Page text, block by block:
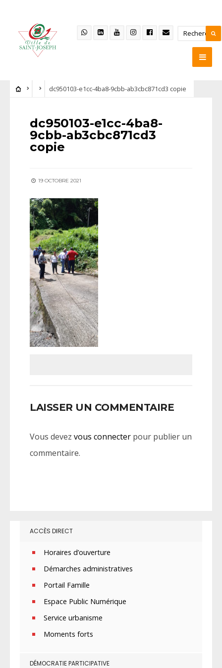
dc950103-e1cc-4ba8-9cbb-ab3cbc871cd3 copie
dc950103-e1cc-4ba8-
9cbb-ab3cbc871cd3
copie
19 OCTOBRE 2021
LAISSER UN COMMENTAIRE
Vous devez vous connecter pour publier un
commentaire.
ACCÈS DIRECT
Horaires d’ouverture
Démarches administratives
Portail Famille
Espace Public Numérique
Service urbanisme
Moments forts
DÉMOCRATIE PARTICIPATIVE